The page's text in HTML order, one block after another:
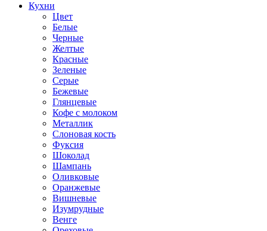
Кухни
Цвет
Белые
Черные
Желтые
Красные
Зеленые
Серые
Бежевые
Глянцевые
Кофе с молоком
Металлик
Слоновая кость
Фуксия
Шоколад
Шампань
Оливковые
Оранжевые
Вишневые
Изумрудные
Венге